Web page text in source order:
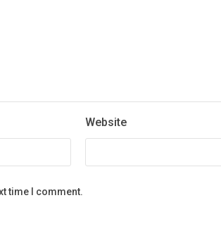
Website
time I comment.